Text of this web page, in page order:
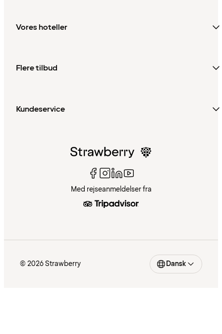
Vores hoteller
Flere tilbud
Kundeservice
Med rejseanmeldelser fra
© 2026 Strawberry Dansk